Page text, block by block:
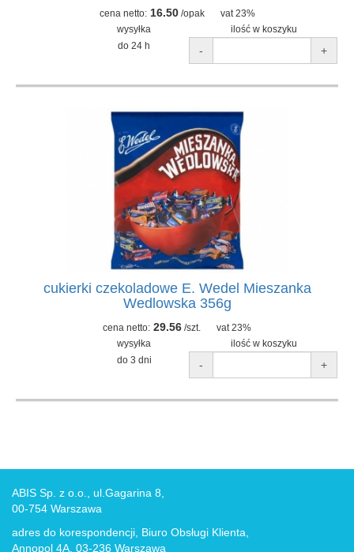
cena netto: 16.50/opak
vat 23%
wysyłka
ilość w koszyku
do 24 h
- +
cukierki czekoladowe E. Wedel Mieszanka
Wedlowska 356g
cena netto: 29.56 /szt.
vat 23%
wysyłka
ilość w koszyku
do 3 dni
- +
ABIS Sp. z o.o., ul.Gagarina 8,
00-754 Warszawa
adres do korespondencji, Biuro Obsługi Klienta,
Annopol 4A, 03-236 Warszawa